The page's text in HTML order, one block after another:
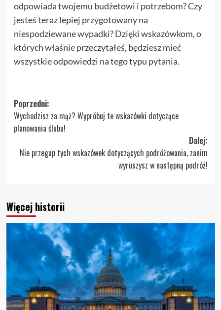
odpowiada twojemu budżetowi i potrzebom? Czy
jesteś teraz lepiej przygotowany na
niespodziewane wypadki? Dzięki wskazówkom, o
których właśnie przeczytałeś, będziesz mieć
wszystkie odpowiedzi na tego typu pytania.
Zobacz
wpisy
Poprzedni:
Wychodzisz za mąż? Wypróbuj te wskazówki dotyczące
planowania ślubu!
Dalej:
Nie przegap tych wskazówek dotyczących podróżowania, zanim
wyruszysz w następną podróż!
Więcej historii